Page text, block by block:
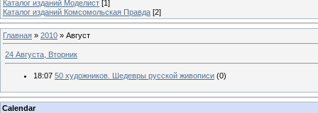
Каталог изданий Моделист [1]
Каталог изданий Комсомольская Правда [2]
Главная » 2010 » Август
24 Августа, Вторник
18:07 50 художников. Шедевры русской живописи (0)
Calendar